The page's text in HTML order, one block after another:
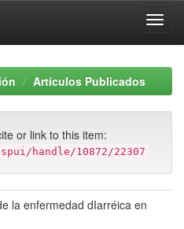
Artículos Publicados
or link to this item:
handle/10872/22307
la enfermedad dIarréica en